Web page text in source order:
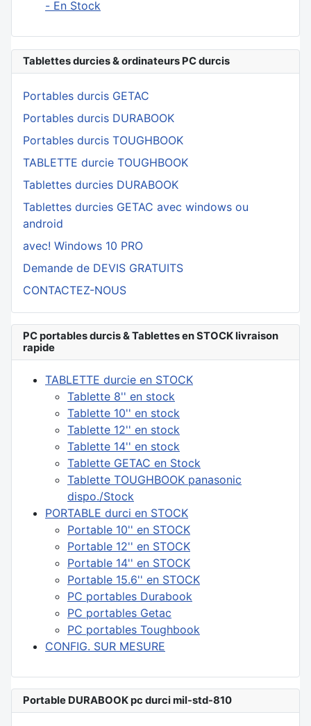
Tablettes durcies & ordinateurs PC durcis
Portables durcis GETAC
Portables durcis DURABOOK
Portables durcis TOUGHBOOK
TABLETTE durcie TOUGHBOOK
Tablettes durcies DURABOOK
Tablettes durcies GETAC avec windows ou
android
avec! Windows 10 PRO
Demande de DEVIS GRATUITS
CONTACTEZ-NOUS
PC portables durcis & Tablettes en STOCK livraison
rapide
TABLETTE durcie en STOCK
Tablette 8'' en stock
Tablette 10'' en stock
Tablette 12'' en stock
Tablette 14'' en stock
Tablette GETAC en Stock
Tablette TOUGHBOOK panasonic
dispo./Stock
PORTABLE durci en STOCK
Portable 10'' en STOCK
Portable 12'' en STOCK
Portable 14'' en STOCK
Portable 15.6'' en STOCK
PC portables Durabook
PC portables Getac
PC portables Toughbook
CONFIG. SUR MESURE
Portable DURABOOK pc durci mil-std-810
- En Stock